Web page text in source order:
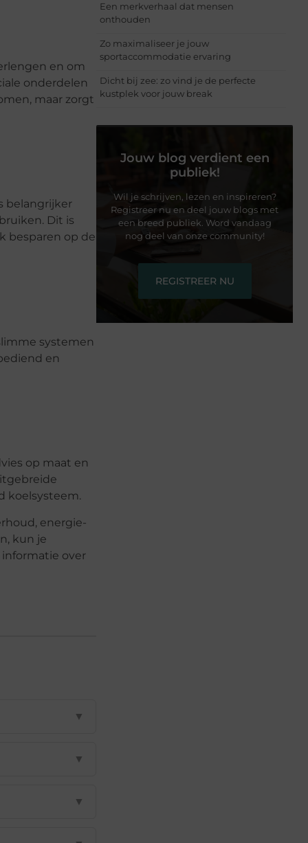
en om
onderdelen
maar zorgt
belangrijker
Dit is
besparen op de
systemen
en
op maat en
koelsysteem.
energie-
kun je
over
▼
▼
▼
Een merkverhaal dat mensen
onthouden
Zo maximaliseer je jouw
sportaccommodatie ervaring
Dicht bij zee: zo vind je de perfecte
kustplek voor jouw break
Jouw blog verdient een
publiek!
Wil je schrijven, lezen en inspireren?
Registreer nu en deel jouw blogs met
een breed publiek. Word vandaag
nog deel van onze community!
REGISTREER NU